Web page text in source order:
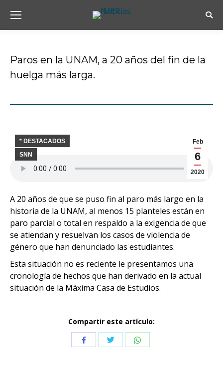
Paros en la UNAM, a 20 años del fin de la
huelga más larga.
Feb
6
2020
* DESTACADOS
SNN
A 20 años de que se puso fin al paro más largo en la
historia de la UNAM, al menos 15 planteles están en
paro parcial o total en respaldo a la exigencia de que
se atiendan y resuelvan los casos de violencia de
género que han denunciado las estudiantes.
Esta situación no es reciente le presentamos una
cronología de hechos que han derivado en la actual
situación de la Máxima Casa de Estudios.
Compartir este artículo:
CompartirCompartirCompartir